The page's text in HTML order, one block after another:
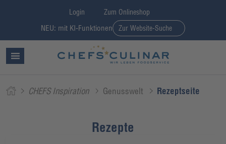
Login Zum Onlineshop
NEU: mit KI-Funktionen Zur Website-Suche
CHEFS Inspiration Genusswelt Rezeptseite
Rezepte